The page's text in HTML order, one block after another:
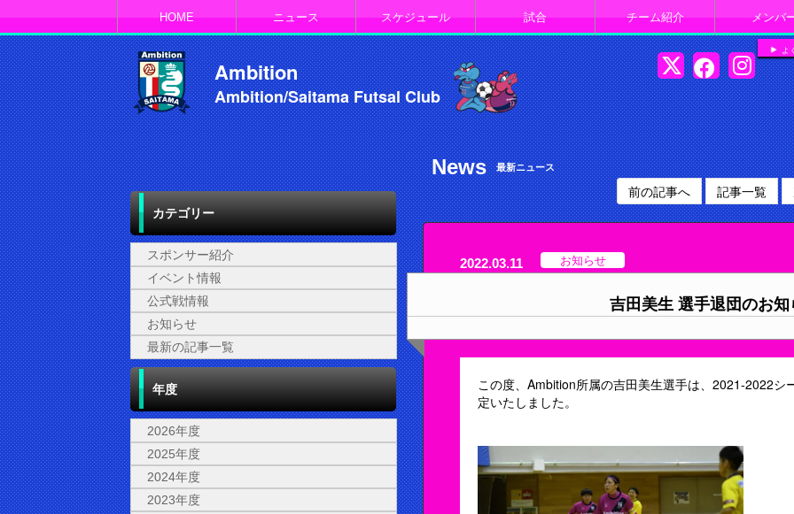
HOME ニュース スケジュール 試合 チーム紹介 メンバ
よ
Ambition
Ambition/Saitama Futsal Club
カテゴリー
スポンサー紹介
イベント情報
公式戦情報
お知らせ
最新の記事一覧
年度
2026年度
2025年度
2024年度
2023年度
News 最新ニュース
前の記事へ 記事一覧
2022.03.11 お知らせ
吉田美生 選手退団のお知
この度、Ambition所属の吉田美生選手は、2021-2022シ
定いたしました。